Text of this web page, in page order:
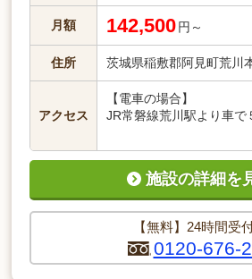
月額 142,500 円～
住所 茨城県稲敷郡阿見町荒川
アクセス
【電車の場合】
JR常磐線荒川駅より車で
【無料】24時間受
0120-676-
施設の詳細を